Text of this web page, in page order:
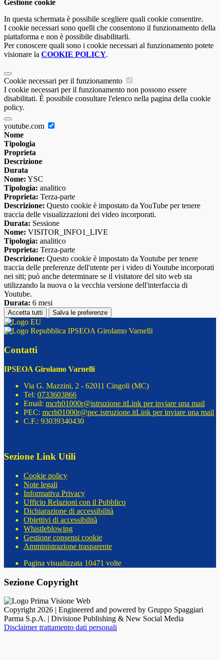
Gestione cookie
In questa schermata è possibile scegliere quali cookie consentire.
I cookie necessari sono quelli che consentono il funzionamento della
piattaforma e non è possibile disabilitarli.
Per conoscere quali sono i cookie necessari al funzionamento potete
visionare la COOKIE POLICY.
Cookie necessari per il funzionamento
I cookie necessari per il funzionamento non possono essere
disabilitati. È possibile consultare l'elenco nella pagina della cookie
policy.
youtube.com
Nome
Tipologia
Proprieta
Descrizione
Durata
Nome: YSC
Tipologia: analitico
Proprieta: Terza-parte
Descrizione: Questo cookie è impostato da YouTube per tenere
traccia delle visualizzazioni dei video incorporati.
Durata: Sessione
Nome: VISITOR_INFO1_LIVE
Tipologia: analitico
Proprieta: Terza-parte
Descrizione: Questo cookie è impostato da Youtube per tenere
traccia delle preferenze dell'utente per i video di Youtube incorporati
nei siti; può anche determinare se il visitatore del sito web sta
utilizzando la nuova o la vecchia versione dell'interfaccia di
Youtube.
Durata: 6 mesi
Accetta tutti Salva le preferenze
IPSEOA Girolamo Varnelli
Contatti
IPSEOA Girolamo Varnelli
Via G. Mazzini, 2 - 62011 Cingoli (MC)
Tel: 0733603866
Email: mcrh01000r@istruzione.itLink per inviare una mail
PEC: mcrh01000r@pec.istruzione.itLink per inviare una mail
C.F.: 93039340430
Sezione Link Utili
Cookie policy
Note legali
Informativa Privacy
Ufficio Relazioni con il Pubblico
Dichiarazione di accessibilità
Obiettivi di accessibilità
Whistleblowing
Gestione consensi cookie
Amministrazione trasparente
Pagina visualizzata 10471 volte
Sezione Copyright
Copyright 2026 | Engineered and powered by Gruppo Spaggiari
Parma S.p.A. | Divisione Publishing & New Social Media
Disclaimer trattamento dati personali